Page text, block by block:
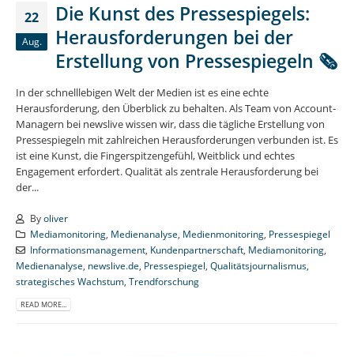
22
Aug.
Die Kunst des Pressespiegels:
Herausforderungen bei der
Erstellung von Pressespiegeln 🗞️
In der schnelllebigen Welt der Medien ist es eine echte
Herausforderung, den Überblick zu behalten. Als Team von Account-
Managern bei newslive wissen wir, dass die tägliche Erstellung von
Pressespiegeln mit zahlreichen Herausforderungen verbunden ist. Es
ist eine Kunst, die Fingerspitzengefühl, Weitblick und echtes
Engagement erfordert. Qualität als zentrale Herausforderung bei
der...
Byoliver
Mediamonitoring, Medienanalyse Medienmonitoring, Pressespiegel
Informationsmanagement, Kundenpartnerschaft, Mediamonitoring,
Medienanalyse newslive.de Pressespiegel Qualitätsjournalismus
strategisches Wachstum Trendforschung
READ MORE...